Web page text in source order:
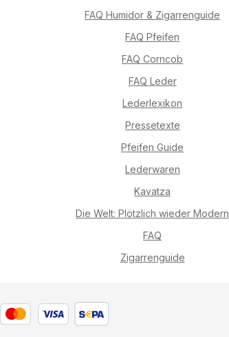
FAQ Humidor & Zigarrenguide
FAQ Pfeifen
FAQ Corncob
FAQ Leder
Lederlexikon
Pressetexte
Pfeifen Guide
Lederwaren
Kavatza
Die Welt: Plötzlich wieder Modern
FAQ
Zigarrenguide